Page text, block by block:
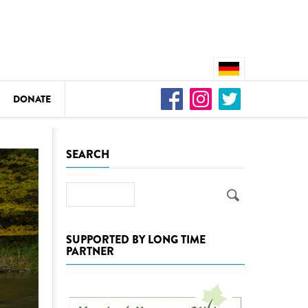
DEDAMMING
Nature conservation
restoration of the Kamp Valley
DONATE
SEARCH
SUPPORTED BY LONG TIME
PARTNER